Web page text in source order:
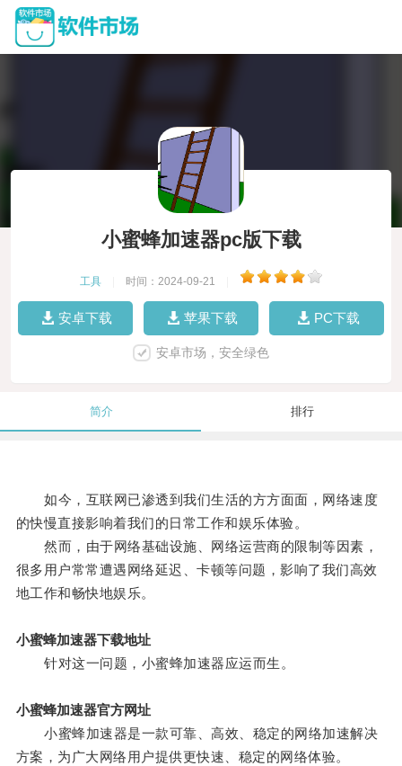
小蜜蜂加速器pc版下载
工具 时间：2024-09-21
安卓下载 苹果下载 PC下载
安卓市场，安全绿色
简介 排行
如今，互联网已渗透到我们生活的方方面面，网络速度
的快慢直接影响着我们的日常工作和娱乐体验。
然而，由于网络基础设施、网络运营商的限制等因素，
很多用户常常遭遇网络延迟、卡顿等问题，影响了我们高效
地工作和畅快地娱乐。
小蜜蜂加速器下载地址
针对这一问题，小蜜蜂加速器应运而生。
小蜜蜂加速器官方网址
小蜜蜂加速器是一款可靠、高效、稳定的网络加速解决
方案，为广大网络用户提供更快速、稳定的网络体验。